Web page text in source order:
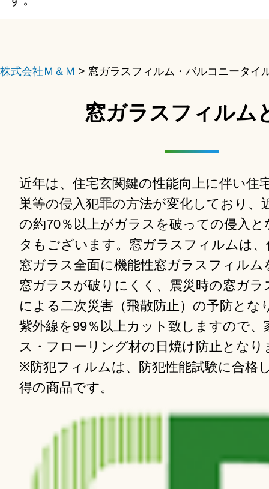
株式会社Ｍ＆Ｍ > 窓ガラスフィルム・バルコニータイ
窓ガラスフィルム
近年は、住宅玄関鍵の性能向上に伴い住
巣等の侵入犯罪の方法が変化しており、
の約70％以上がガラスを破っての侵入
タもございます。窓ガラスフィルムは
窓ガラス全面に機能性窓ガラスフィルム
窓ガラスが破りにくく、震災時の窓ガラ
による二次災害（飛散防止）の予防とな
紫外線を99％以上カット致しますので、
ス・フローリング材の日焼け防止となり
※防犯フィルムは、防犯性能試験に合格
得の商品です。